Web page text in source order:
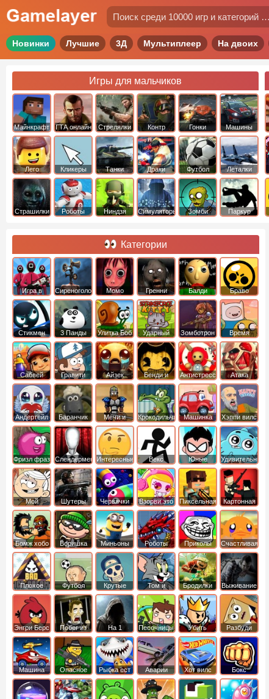
Новинки Лучшие 3Д Мультиплеер На двоих
Игры для мальчиков
Майнкрафт ГТА онлайн Стрелялки
Контр
Страйк
Гонки Машины
Лего Кликеры Танки Драки Футбол Леталки
Страшилки Роботы Ниндзя Симуляторы Зомби Паркур
Категории
Игра в
Кальмара
Сиреноголовый Момо Гренни Балди
Браво
Старс
Стикмен 3 Панды Улитка Боб
Ударный
отряд котят
Зомботрон
Время
Приключений
Сабвей
Серф
Гравити
Фолз
Айзек
Бенди и
Чернильная
машина
Антистресс
Атака
Титанов
Андертейл
Баранчик
Шон
Мечи и
Сандали
Крокодильчик
Свомпи
Машинка
Вилли
Хэппи вилс
Фризл фраз Слендермен Интересные Векс
Юные
титаны
вперед
Удивительный
мир
Гамбола
Мой
шумный
дом
Шутеры Червячки Взорви это
Пиксельная
война
Картонная
башка
Бомж хобо
Воришка
боб
Миньоны
Роботы
динозавры
Приколы
Счастливая
обезьянка
Плохое
мороженое
Футбол
головами
Крутые
Том и
джерри
Бродилки
Приключения
Выживание
Энгри Берс
Побег из
тюрьмы
На 1 Песочницы
Убить
короля
Разбуди
коробку
Машина
ест
машину
Опасное
оружие
Рыбка ест
рыбку
Аварии
машин
Хот вилс Бокс